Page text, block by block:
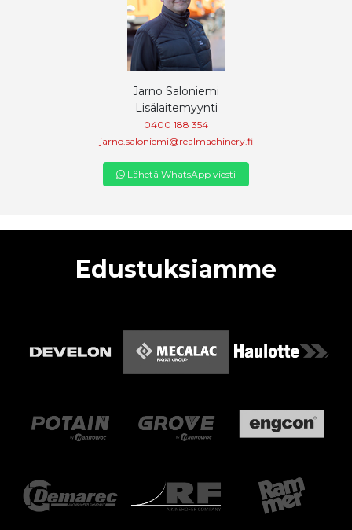
Jarno Saloniemi
Lisälaitemyynti
0400 188 354
jarno.saloniemi@realmachinery.fi
Lähetä WhatsApp viesti
Edustuksiamme